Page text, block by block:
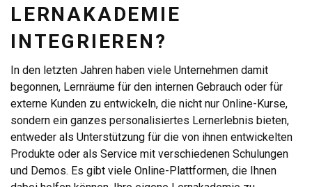
LERNAKADEMIE
INTEGRIEREN?
In den letzten Jahren haben viele Unternehmen damit
begonnen, Lernräume für den internen Gebrauch oder für
externe Kunden zu entwickeln, die nicht nur Online-Kurse,
sondern ein ganzes personalisiertes Lernerlebnis bieten,
entweder als Unterstützung für die von ihnen entwickelten
Produkte oder als Service mit verschiedenen Schulungen
und Demos. Es gibt viele Online-Plattformen, die Ihnen